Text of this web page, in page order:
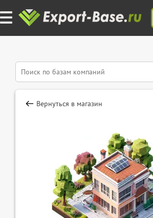
Вернуться в магазин